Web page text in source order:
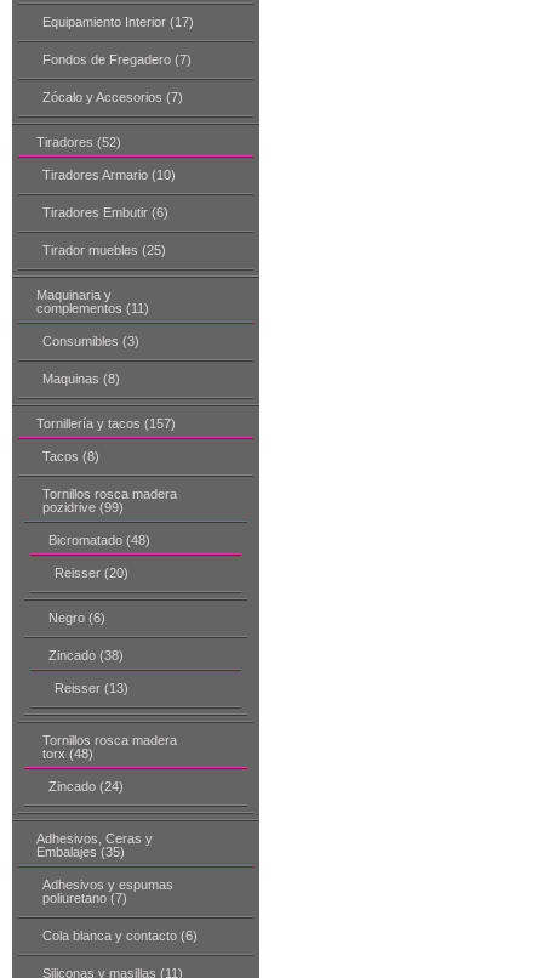
Equipamiento Interior (17)
Fondos de Fregadero (7)
Zócalo y Accesorios (7)
Tiradores (52)
Tiradores Armario (10)
Tiradores Embutir (6)
Tirador muebles (25)
Maquinaria y
complementos (11)
Consumibles (3)
Maquinas (8)
Tornillería y tacos (157)
Tacos (8)
Tornillos rosca madera
pozidrive (99)
Bicromatado (48)
Reisser (20)
Negro (6)
Zincado (38)
Reisser (13)
Tornillos rosca madera
torx (48)
Zincado (24)
Adhesivos, Ceras y
Embalajes (35)
Adhesivos y espumas
poliuretano (7)
Cola blanca y contacto (6)
Siliconas y masillas (11)